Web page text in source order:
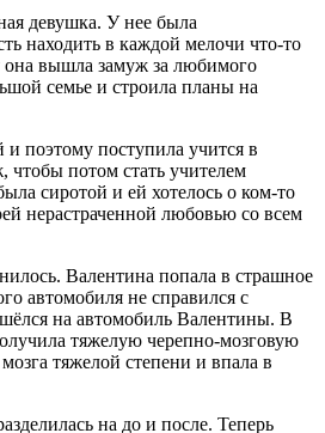
девушка. У нее была
находить в каждой мелочи что-то
она вышла замуж за любимого
семье и строила планы на
поэтому поступила учится в
чтобы потом стать учителем
сиротой и ей хотелось о ком-то
нерастраченной любовью со всем
Валентина попала в страшное
автомобиля не справился с
на автомобиль Валентины. В
тяжелую черепно-мозговую
тяжелой степени и впала в
на до и после. Теперь